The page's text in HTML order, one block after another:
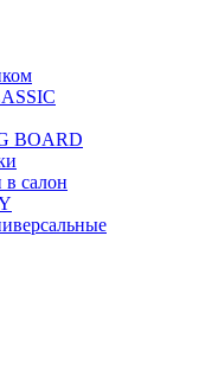
BOARD
салон